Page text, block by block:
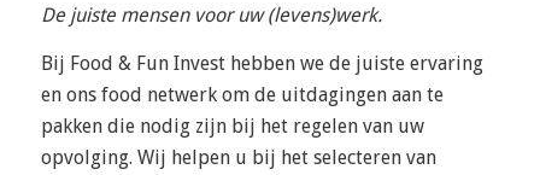
De juiste mensen voor uw (levens)werk.
Bij Food & Fun Invest hebben we de juiste ervaring
en ons food netwerk om de uitdagingen aan te
pakken die nodig zijn bij het regelen van uw
opvolging. Wij helpen u bij het selecteren van